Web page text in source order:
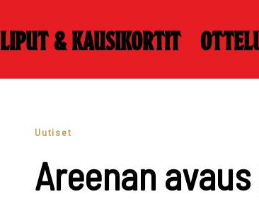
Liput & kausikortit
Areenan
Uutiset